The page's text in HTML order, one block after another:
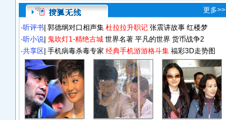
更多>>
·听评书 郭德纲对口相声集 杜拉拉升职记 张震讲故事 红楼梦
·听小说 鬼吹灯1-精绝古城 世界名著 平凡的世界 货币战争2
·共享区 手机病毒杀毒专家 经典手机游游格斗集 福彩3D走势图